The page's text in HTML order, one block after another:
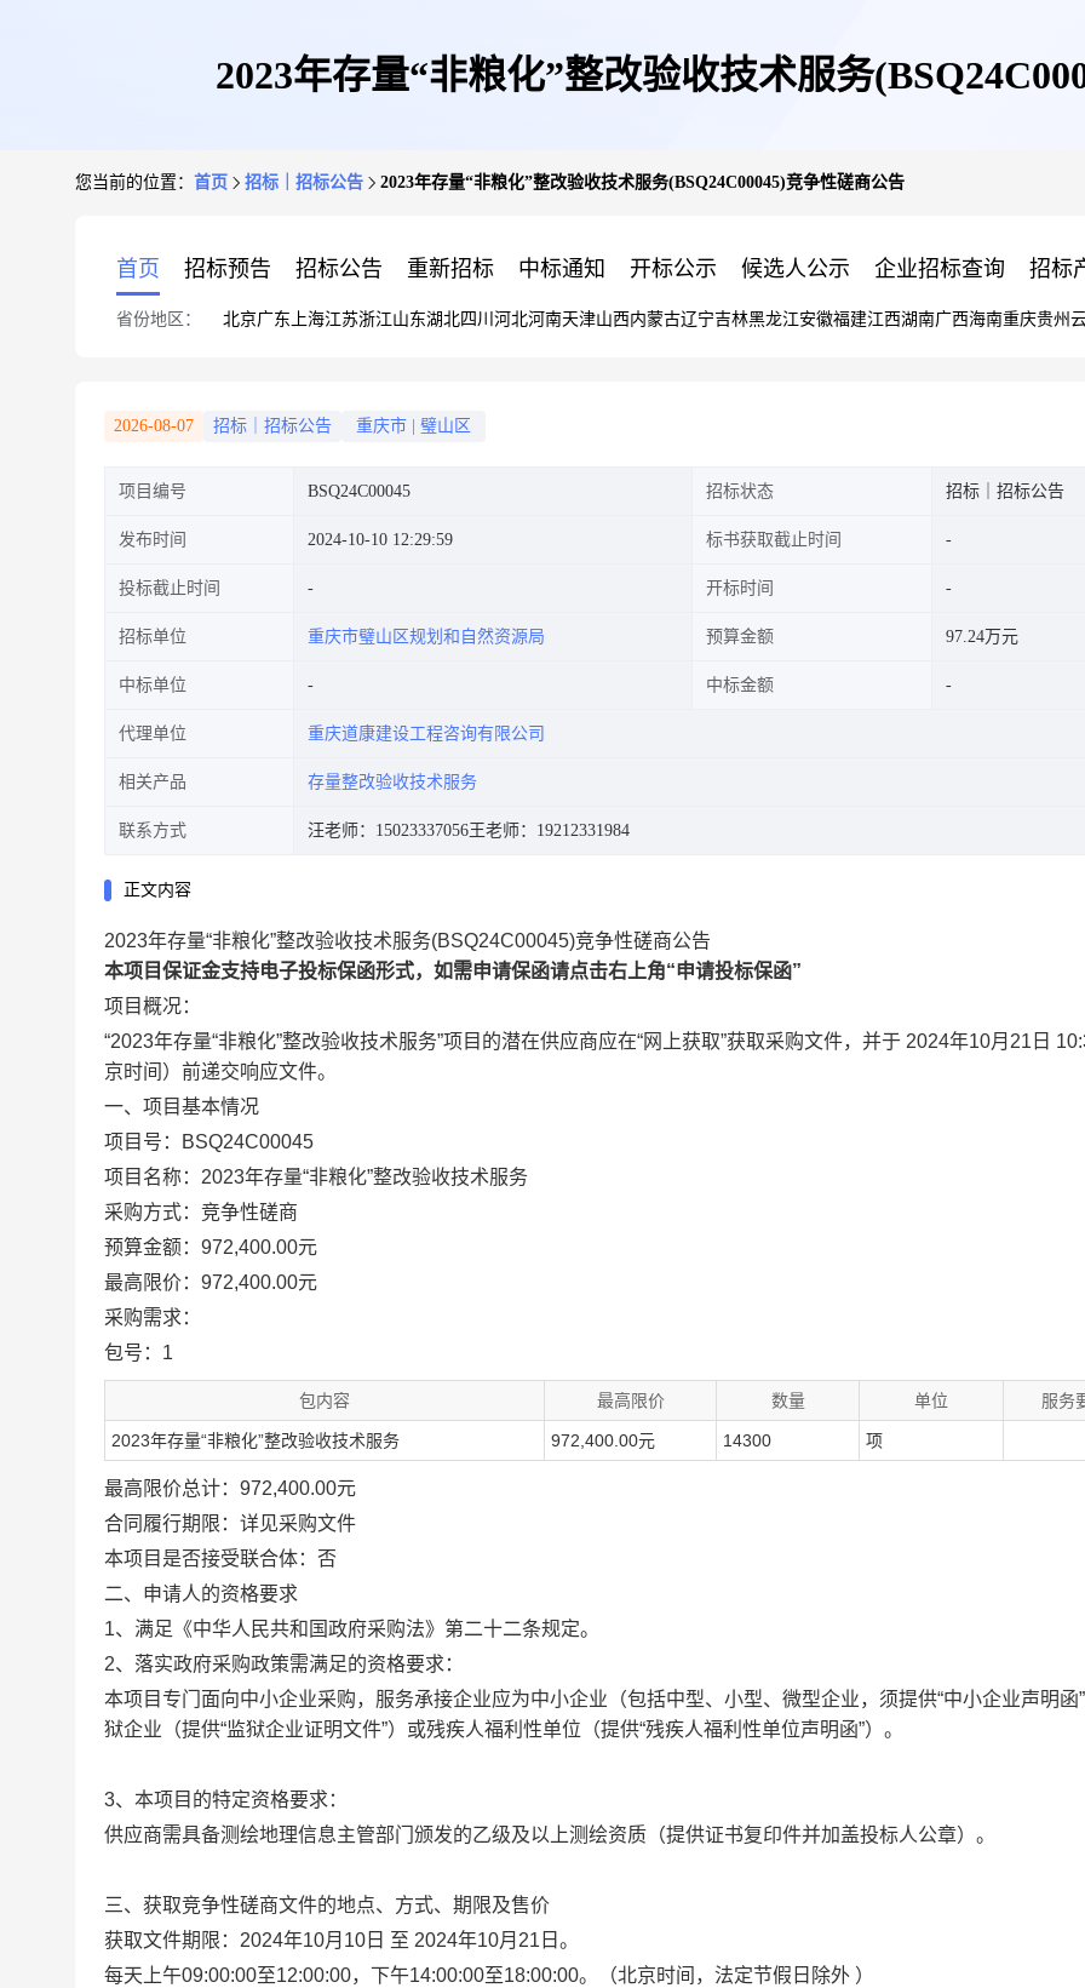
2023年存量“非粮化”整改验收技术服务
您当前的位置： 首页 招标｜招标公告 2023年存量“非粮化”整改验收技术服务(BSQ24C00045)竞争性磋商公告
首页 招标预告 招标公告 重新招标 中标通知 开标公示 候选人公示 企业招标查询 招标
省份地区： 北京广东 上海江苏浙江山东湖北四川 河北河南天津山西内蒙古辽宁吉林黑龙江安徽福建江西湖南广西海南重庆贵州
2026-08-07 招标｜招标公告 重庆市 璧山区
项目编号 BSQ24C00045 招标状态 招标｜招标公告
发布时间 2024-10-10 12:29:59 标书获取截止时间
投标截止时间 开标时间
招标单位 重庆市璧山区规划和自然资源局 预算金额 97.24万元
中标单位 中标金额
代理单位 重庆道康建设工程咨询有限公司
相关产品 存量整改验收技术服务
联系方式 汪老师：15023337056王老师：19212331984
正文内容
2023年存量“非粮化”整改验收技术服务(BSQ24C00045)竞争性磋商公告
本项目保证金支持电子投标保函形式，如需申请保函请点击右上角“申请投标保函”
项目概况：
“2023年存量“非粮化”整改验收技术服务”项目的潜在供应商应在“网上获取”获取采购文件，并于 2024年10月21日
京时间）前递交响应文件。
一、项目基本情况
项目号：
BSQ24C00045
项目名称： 2023年存量“非粮化”整改验收技术服务
采购方式： 竞争性磋商
预算金额： 972,400.00元
最高限价：972,400.00元
采购需求：
包号：1
包内容 最高限价 数量 单位 服务
2023年存量“非粮化”整改验收技术服务 972,400.00元 14300 项
最高限价总计：972,400.00元
合同履行期限： 详见采购文件
本项目是否接受联合体： 否
二、申请人的资格要求
1、满足《中华人民共和国政府采购法》第二十二条规定。
2、落实政府采购政策需满足的资格要求：
本项目专门面向中小企业采购，服务承接企业应为中小企业（包括中型、小型、微型企业，须提供“中小企业声明函
狱企业（提供“监狱企业证明文件”）或残疾人福利性单位（提供“残疾人福利性单位声明函”）。
3、本项目的特定资格要求：
供应商需具备测绘地理信息主管部门颁发的乙级及以上测绘资质（提供证书复印件并加盖投标人公章）。
三、获取竞争性磋商文件的地点、方式、期限及售价
获取文件期限：2024年10月10日 至 2024年10月21日。
每天上午09:00:00至12:00:00，下午14:00:00至18:00:00。（北京时间，法定节假日除外 ）